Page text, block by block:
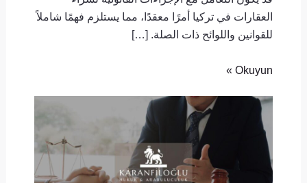
العقارات في تركيا أمرًا معقدًا، مما يستلزم فهمًا شاملاً
للقوانين واللوائح ذات الصلة. […]
Okuyun »